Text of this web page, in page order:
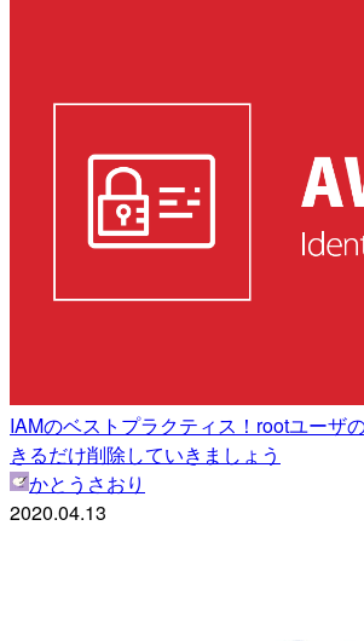
IAMのベストプラクティス！rootユーザ
きるだけ削除していきましょう
かとうさおり
2020.04.13